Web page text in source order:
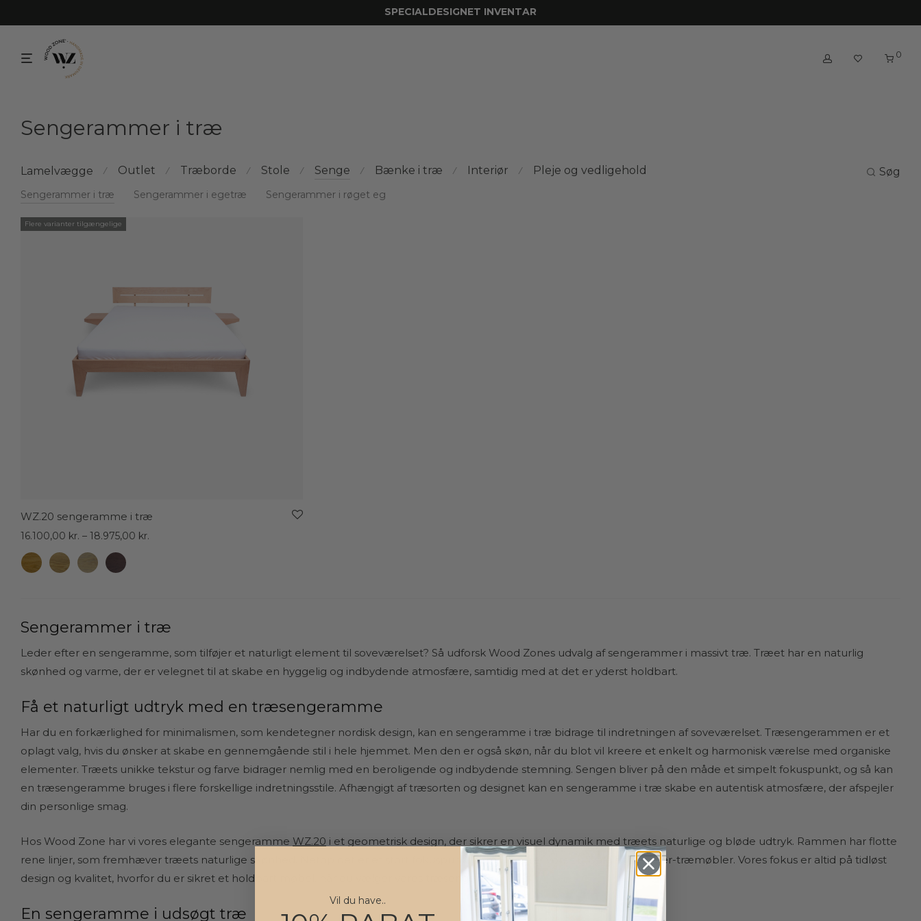
SPECIALDESIGNET INVENTAR
0
Sengerammer i træ
Søg
Lamelvægge ⁄ Outlet ⁄ Træborde ⁄ Stole ⁄ Senge ⁄ Bænke i træ ⁄ Interiør ⁄ Pleje og vedligehold
Sengerammer i træ Sengerammer i egetræ Sengerammer i røget eg
Flere varianter tilgængelige
WZ.20 sengeramme i træ
16.100,00 kr. – 18.975,00 kr.
Sengerammer i træ
Leder efter en sengeramme, som tilføjer et naturligt element til soveværelset? Så udforsk Wood Zones udvalg af sengerammer i massivt træ. Træet har en naturlig
skønhed og varme, der er velegnet til at skabe en hyggelig og indbydende atmosfære, samtidig med at det er yderst holdbart.
Få et naturligt udtryk med en træsengeramme
Har du en forkærlighed for minimalismen, som kendetegner nordisk design, kan en sengeramme i træ bidrage til indretningen af soveværelset. Træsengerammen er et
oplagt valg, hvis du ønsker at skabe en gennemgående stil i hele hjemmet. Men den er også skøn, når du blot vil kreere et enkelt og harmonisk værelse med organiske
elementer. Træets unikke tekstur og farve bidrager nemlig med en beroligende og indbydende stemning. Sengen bliver på den måde et simpelt fokuspunkt, og så kan
en træsengeramme bruges i flere forskellige indretningsstile. Afhængigt af træsorten og designet kan en sengeramme i træ skabe en autentisk atmosfære, der afspejler
din personlige smag.
Hos Wood Zone har vi vores elegante sengeramme WZ.20 i et geometrisk design, der sikrer en visuel dynamik med træets naturlige og bløde udtryk. Rammen har flotte
rene linjer, som fremhæver træets naturlige skønhed. Netop det er et stort fokuspunkt når vi kreerer vores udvalg af designer-træmøbler. Vores fokus er altid på tidløst
design og kvalitet, hvorfor du er sikret et holdbart møbel, når du vælger vores træsengeramme.
En sengeramme i udsøgt træ
Vil du have..